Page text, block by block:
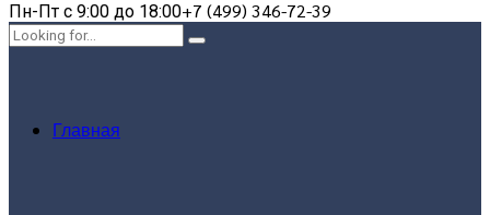
Пн-Пт с 9:00 до 18:00+7 (499) 346-72-39
Главная